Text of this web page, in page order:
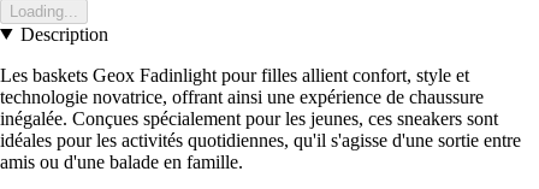
Loading...
Description
Les baskets Geox Fadinlight pour filles allient confort, style et
technologie novatrice, offrant ainsi une expérience de chaussure
inégalée. Conçues spécialement pour les jeunes, ces sneakers sont
idéales pour les activités quotidiennes, qu'il s'agisse d'une sortie entre
amis ou d'une balade en famille.